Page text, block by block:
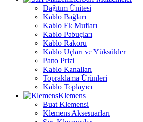
Dağıtım Ünitesi
Kablo Bağları
Kablo Ek Mufları
Kablo Pabuçları
Kablo Rakoru
Kablo Uçları ve Yüksükler
Pano Prizi
Kablo Kanalları
Topraklama Ürünleri
Kablo Toplayıcı
Klemens
Buat Klemensi
Klemens Aksesuarları